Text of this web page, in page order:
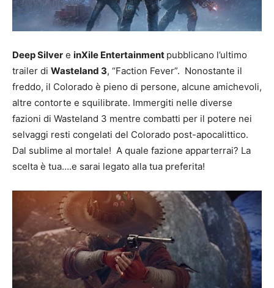
Deep Silver e inXile Entertainment pubblicano l’ultimo
trailer di Wasteland 3, “Faction Fever”. Nonostante il
freddo, il Colorado è pieno di persone, alcune amichevoli,
altre contorte e squilibrate. Immergiti nelle diverse
fazioni di Wasteland 3 mentre combatti per il potere nei
selvaggi resti congelati del Colorado post-apocalittico.
Dal sublime al mortale! A quale fazione apparterrai? La
scelta è tua….e sarai legato alla tua preferita!